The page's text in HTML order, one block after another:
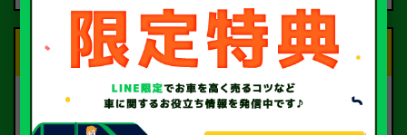
Step.3 Step.4